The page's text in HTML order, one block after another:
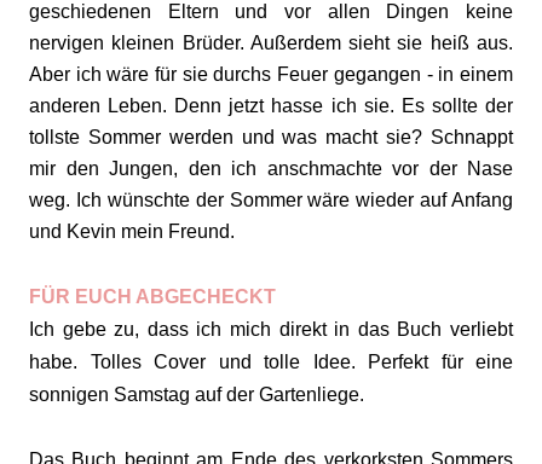
geschiedenen Eltern und vor allen Dingen keine
nervigen kleinen Brüder. Außerdem sieht sie heiß aus.
Aber ich wäre für sie durchs Feuer gegangen - in einem
anderen Leben. Denn jetzt hasse ich sie. Es sollte der
tollste Sommer werden und was macht sie? Schnappt
mir den Jungen, den ich anschmachte vor der Nase
weg. Ich wünschte der Sommer wäre wieder auf Anfang
und Kevin mein Freund.
FÜR EUCH ABGECHECKT
Ich gebe zu, dass ich mich direkt in das Buch verliebt
habe. Tolles Cover und tolle Idee. Perfekt für eine
sonnigen Samstag auf der Gartenliege.
Das Buch beginnt am Ende des verkorksten Sommers